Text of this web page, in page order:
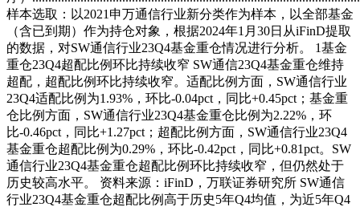
样本选取：以2021申万通信行业新分类作为样本，以全部基金
（含已到期）作为持仓对象，根据2024年1月30日从iFinD提取
的数据，对SW通信行业23Q4基金重仓情况进行分析。 1基金
重仓23Q4超配比例环比持续收窄 SW通信23Q4基金重仓维持
超配，超配比例环比持续收窄。适配比例方面，SW通信行业
23Q4适配比例为1.93%，环比-0.04pct，同比+0.45pct；基金重
仓比例方面，SW通信行业23Q4基金重仓比例为2.22%，环
比-0.46pct，同比+1.27pct；超配比例方面，SW通信行业23Q4
基金重仓超配比例为0.29%，环比-0.42pct，同比+0.81pct。SW
通信行业23Q4基金重仓超配比例环比持续收窄，但仍然处于
历史较高水平。 资料来源：iFinD，万联证券研究所 SW通信
行业23Q4基金重仓超配比例高于历史5年Q4均值，为近5年Q4